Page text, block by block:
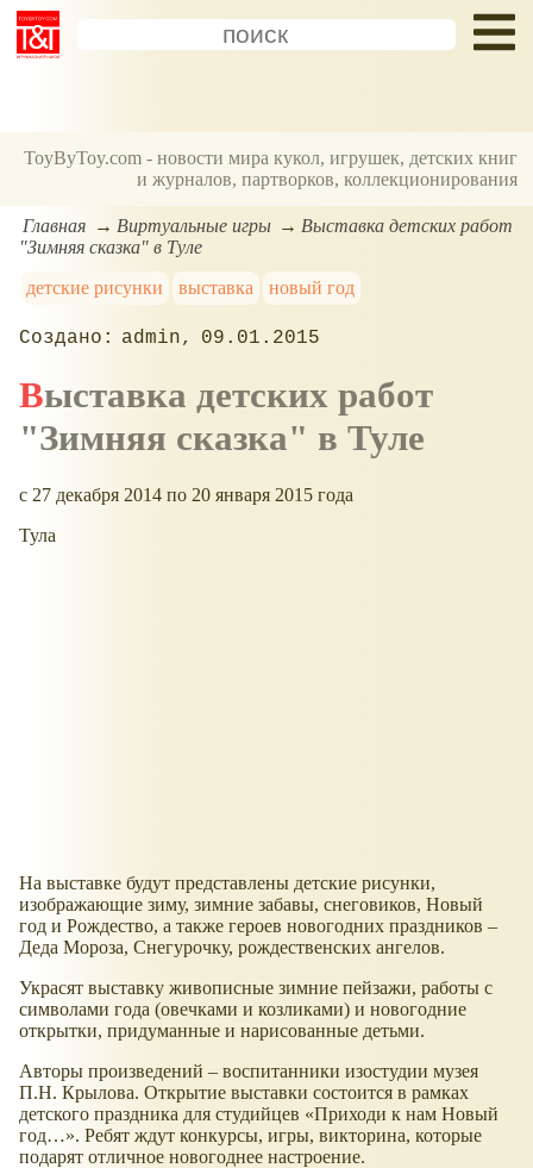
ToyByToy.com - новости мира кукол, игрушек, детских книг
и журналов, партворков, коллекционирования
Главная Виртуальные игры
Выставка детских работ
"Зимняя сказка" в Туле
детские рисунки
выставка новый год
admin 09.01.2015
Выставка детских работ
"Зимняя сказка" в Туле
c 27 декабря 2014 по 20 января 2015 года
Тула
На выставке будут представлены детские рисунки,
изображающие зиму, зимние забавы, снеговиков, Новый
год и Рождество, а также героев новогодних праздников –
Деда Мороза, Снегурочку, рождественских ангелов.
Украсят выставку живописные зимние пейзажи, работы с
символами года (овечками и козликами) и новогодние
открытки, придуманные и нарисованные детьми.
Авторы произведений – воспитанники изостудии музея
П.Н. Крылова. Открытие выставки состоится в рамках
детского праздника для студийцев
Приходи к нам Новый
год… . Ребят ждут конкурсы, игры, викторина, которые
подарят отличное новогоднее настроение.